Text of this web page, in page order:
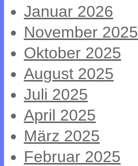
Januar 2026
November 2025
Oktober 2025
August 2025
Juli 2025
April 2025
März 2025
Februar 2025